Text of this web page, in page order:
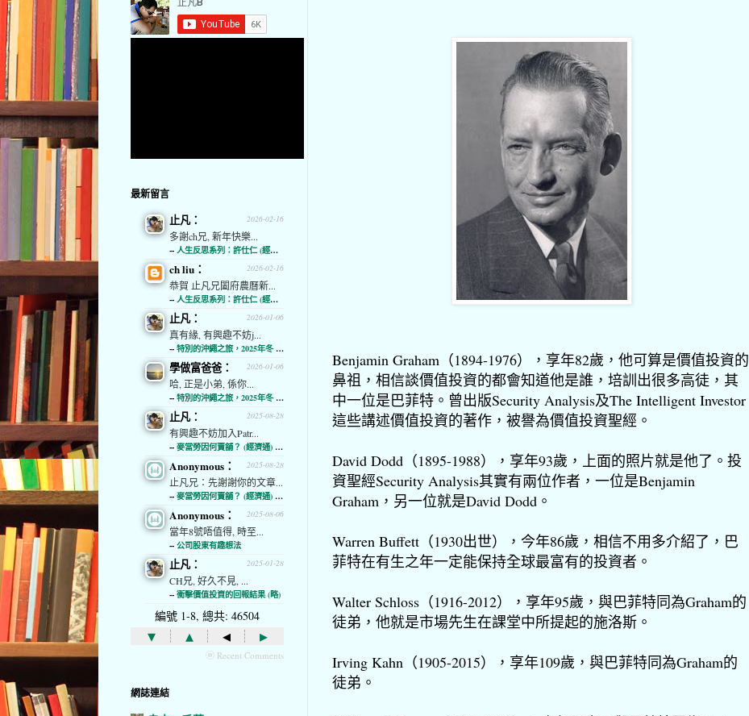
Benjamin Graham（1894-1976），享年82歲，他可算是價值投資的
鼻祖，相信談價值投資的都會知道他是誰，培訓出很多高徒，其
中一位是巴菲特。曾出版Security Analysis及The Intelligent Investor
這些講述價值投資的著作，被譽為價值投資聖經。
David Dodd（1895-1988），享年93歲，上面的照片就是他了。投
資聖經Security Analysis其實有兩位作者，一位是Benjamin
Graham，另一位就是David Dodd。
Warren Buffett（1930出世），今年86歲，相信不用多介紹了，巴
菲特在有生之年一定能保持全球最富有的投資者。
Walter Schloss（1916-2012），享年95歲，與巴菲特同為Graham的
徒弟，他就是市場先生在課堂中所提起的施洛斯。
Irving Kahn（1905-2015），享年109歲，與巴菲特同為Graham的
徒弟。
最新留言
2026-02-16
止凡：
多謝ch兄, 新年快樂...
-- 人生反思系列：許仕仁 (經濟通)
2026-02-16
ch liu：
恭賀 止凡兄闔府農曆新...
-- 人生反思系列：許仕仁 (經濟通)
2026-01-06
止凡：
真有緣, 有興趣不妨j...
-- 特別的沖繩之旅，2025年冬 (經濟通)
2026-01-06
學做富爸爸：
哈, 正是小弟, 係你...
-- 特別的沖繩之旅，2025年冬 (經濟通)
2025-08-28
止凡：
有興趣不妨加入Patr...
-- 麥當勞因何賣舖？ (經濟通) (略)
2025-08-28
Anonymous：
止凡兄：先謝謝你的文章...
-- 麥當勞因何賣舖？ (經濟通) (略)
2025-08-06
Anonymous：
當年8號唔值得, 時至...
-- 公司股東有趣想法
2025-01-28
止凡：
CH兄, 好久不見, ...
-- 衝擊價值投資的回報結果 (略)
編號 1-8, 總共: 46504
▾ ▴ ◂ ▸
ⓦ Recent Comments
網誌連結